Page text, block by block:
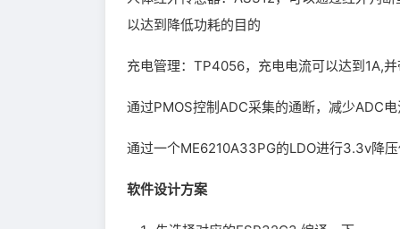
以达到降低功耗的目的
充电管理：TP4056，充电电流可以达到1A,
通过PMOS控制ADC采集的通断，减少ADC
通过一个ME6210A33PG的LDO进行3.3v降
软件设计方案